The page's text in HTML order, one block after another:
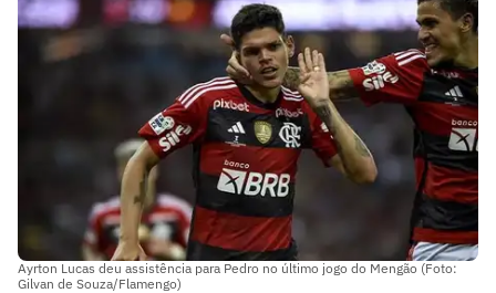
Ayrton Lucas deu assistência para Pedro no último jogo do Mengão (Foto:
Gilvan de Souza/Flamengo)